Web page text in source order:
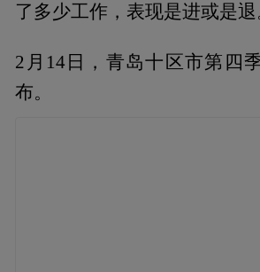
了多少工作，表现是进或是退
2月14日，青岛十区市第四
布。